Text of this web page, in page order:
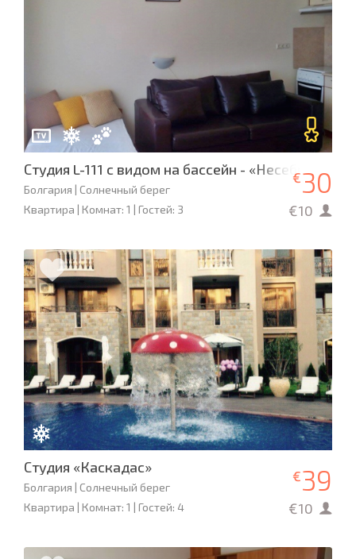
Студия L-111 с видом на бассейн - «Несебр Форт
Болгария | Солнечный берег
Квартира | Комнат: 1 | Гостей: 3
€30
€10
Студия «Каскадас»
Болгария | Солнечный берег
Квартира | Комнат: 1 | Гостей: 4
€39
€10